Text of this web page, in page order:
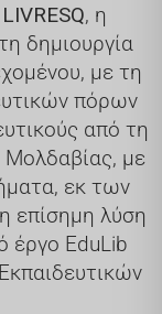
, η
δημιουργία
με τη
πόρων
από τη
Μολδαβίας, με
εκ των
επίσημη λύση
έργο EduLib